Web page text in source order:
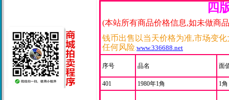
四
(本站所有商品价格信息,如未做商
钱币出售以当天价格为准,市场变化
任何风险.www.336688.net
序号 品名 面
401 1980年1角 1角